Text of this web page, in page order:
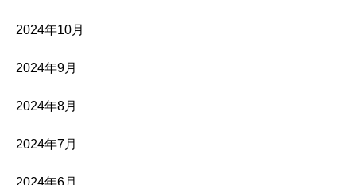
2024年10月
2024年9月
2024年8月
2024年7月